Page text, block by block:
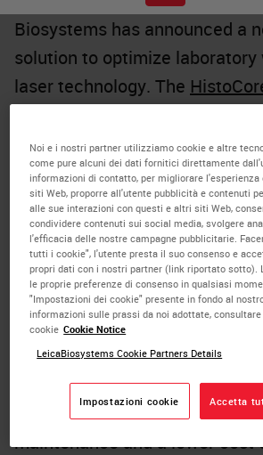
Biosystems has announced a
solution to optimize laboratory
laser technology. The
optimized for use with Leica
staining solutions. The laser
technology in the printer
print quality, enhanced
uptime.
Laboratorians who use inkjet
printers are required to
replacement of printing
HistoCore LIGHTNING S
process is eliminated, allowing
maintenance and a lower cost
Noi e i nostri partner utilizziamo cookie e altre
come pure alcuni dei dati fornitici direttamente
informazioni di contatto, per migliorare
siti Web, proporre all'utente pubblicità e contenuti
alle sue interazioni con questi e altri siti Web,
condividere contenuti sui social media, svolgere
l'efficacia delle nostre campagne pubblicitarie.
tutti i cookie", l'utente presta il suo consenso e
propri dati con i nostri partner (link riportato sotto).
le proprie preferenze di consenso in qualsiasi
"Impostazioni dei cookie" presente in fondo al
informazioni sulle prassi da noi adottate,
cookie Cookie Notice
LeicaBiosystems Cookie Partners Details
Impostazioni cookie Accetta